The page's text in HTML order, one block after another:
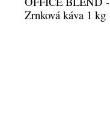
Zrnková káva 1 kg